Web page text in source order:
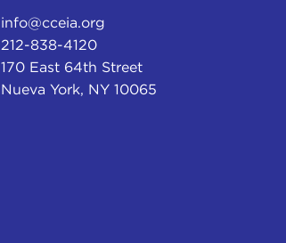
info@cceia.org
212-838-4120
170 East 64th Street
Nueva York, NY 10065